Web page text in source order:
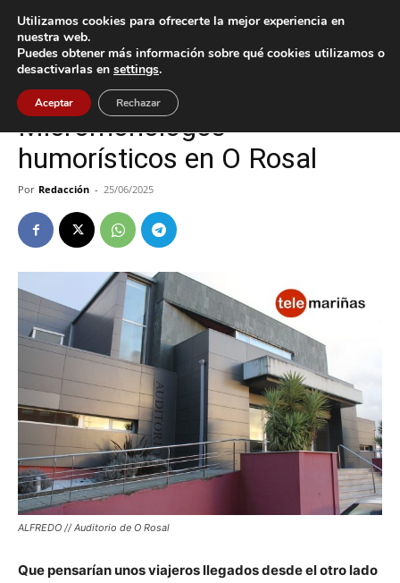
Inicio Cultura / Ocio
Cultura / Ocio O Rosal
Micromonólogos
humorísticos en O Rosal
Por Redacción - 25/06/2025
ALFREDO // Auditorio de O Rosal
Que pensarían unos viajeros llegados desde el otro lado
Utilizamos cookies para ofrecerte la mejor experiencia en
nuestra web.
Puedes obtener más información sobre qué cookies utilizamos o
desactivarlas en settings.
Aceptar Rechazar